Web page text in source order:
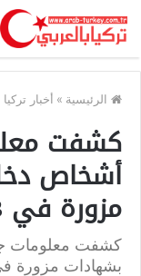
الرئيسية » أخبار تركيا
كشفت
أشخاص
مزورة في 13 محافظة
كشفت معلومات
بشهادات مزورة في 13